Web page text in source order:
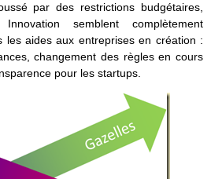
par des restrictions budgétaires,
semblent complètement
les aides aux entreprises en création :
changement des règles en cours
pour les startups.